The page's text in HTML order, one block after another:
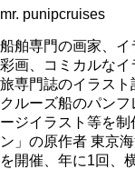
mr. punipcruises
船舶専門の画家、
彩画、コミカルな
旅専門誌のイラス
クルーズ船のパン
ージイラスト等を
ン」の原作者 東京
を開催、年に1回、